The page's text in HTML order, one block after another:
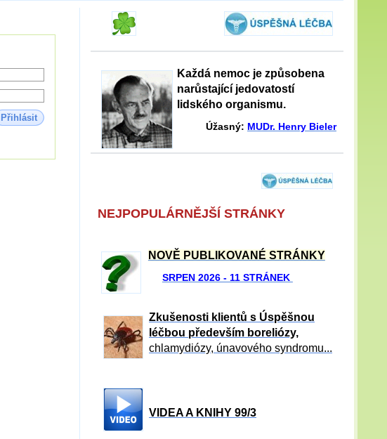
Přihlásit
Každá nemoc je způsobena
narůstající jedovatostí
lidského organismu.
Úžasný: MUDr. Henry Bieler
NEJPOPULÁRNĚJŠÍ STRÁNKY
NOVĚ PUBLIKOVANÉ STRÁNKY
SRPEN 2026 - 11 STRÁNEK
Zkušenosti klientů s Úspěšnou
léčbou především boreliózy,
chlamydiózy, únavového syndromu...
VIDEA A KNIHY 99/3